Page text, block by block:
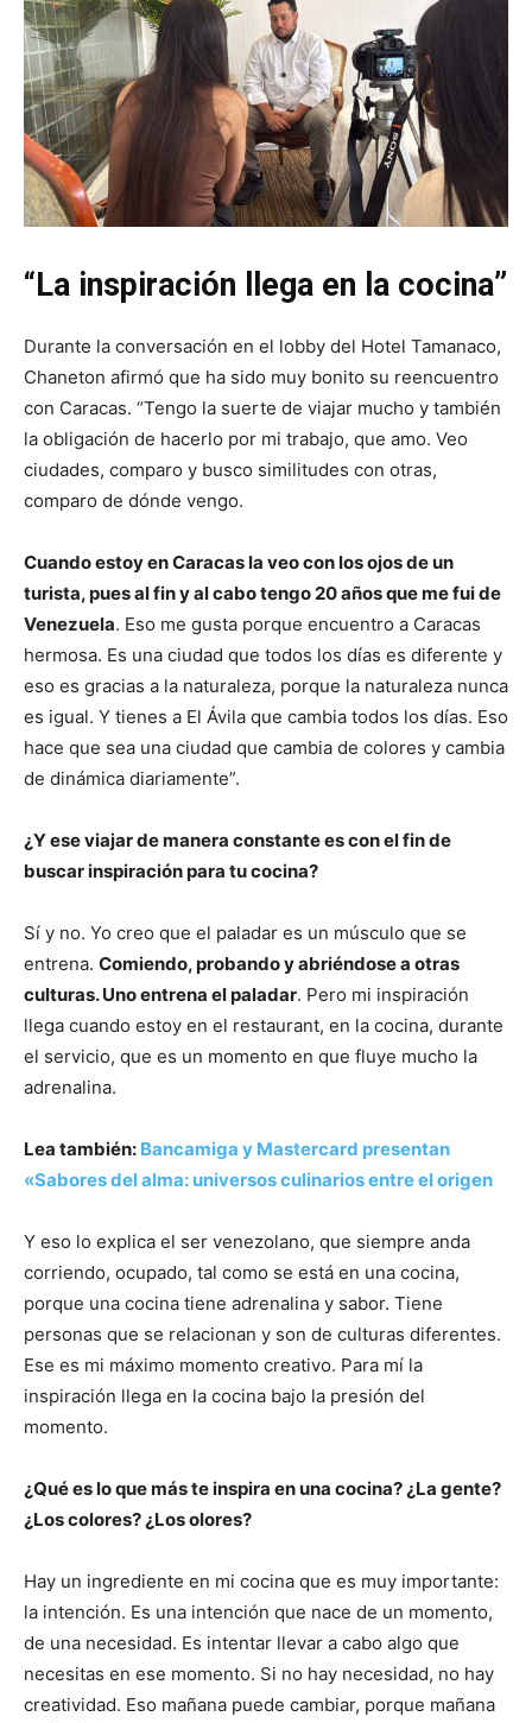
“La inspiración llega en la cocina”
Durante la conversación en el lobby del Hotel Tamanaco,
Chaneton afirmó que ha sido muy bonito su reencuentro
con Caracas. “Tengo la suerte de viajar mucho y también
la obligación de hacerlo por mi trabajo, que amo. Veo
ciudades, comparo y busco similitudes con otras,
comparo de dónde vengo.
Cuando estoy en Caracas la veo con los ojos de un
turista, pues al fin y al cabo tengo 20 años que me fui de
Venezuela. Eso me gusta porque encuentro a Caracas
hermosa. Es una ciudad que todos los días es diferente y
eso es gracias a la naturaleza, porque la naturaleza nunca
es igual. Y tienes a El Ávila que cambia todos los días. Eso
hace que sea una ciudad que cambia de colores y cambia
de dinámica diariamente”.
¿Y ese viajar de manera constante es con el fin de
buscar inspiración para tu cocina?
Sí y no. Yo creo que el paladar es un músculo que se
entrena. Comiendo, probando y abriéndose a otras
culturas. Uno entrena el paladar. Pero mi inspiración
llega cuando estoy en el restaurant, en la cocina, durante
el servicio, que es un momento en que fluye mucho la
adrenalina.
Lea también: Bancamiga y Mastercard presentan
«Sabores del alma: universos culinarios entre el origen
Y eso lo explica el ser venezolano, que siempre anda
corriendo, ocupado, tal como se está en una cocina,
porque una cocina tiene adrenalina y sabor. Tiene
personas que se relacionan y son de culturas diferentes.
Ese es mi máximo momento creativo. Para mí la
inspiración llega en la cocina bajo la presión del
momento.
¿Qué es lo que más te inspira en una cocina? ¿La gente?
¿Los colores? ¿Los olores?
Hay un ingrediente en mi cocina que es muy importante:
la intención. Es una intención que nace de un momento,
de una necesidad. Es intentar llevar a cabo algo que
necesitas en ese momento. Si no hay necesidad, no hay
creatividad. Eso mañana puede cambiar, porque mañana